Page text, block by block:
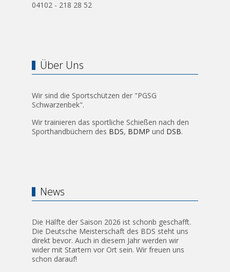
04102 - 218 28 52
Über Uns
Wir sind die Sportschützen der "PGSG
Schwarzenbek".
Wir trainieren das sportliche Schießen nach den
Sporthandbüchern des BDS, BDMP und DSB.
News
Die Hälfte der Saison 2026 ist schonb geschafft.
Die Deutsche Meisterschaft des BDS steht uns
direkt bevor. Auch in diesem Jahr werden wir
wider mit Startern vor Ort sein. Wir freuen uns
schon darauf!